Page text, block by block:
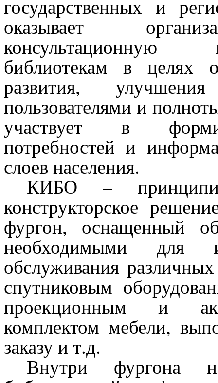
государственных и
оказывает
библиотекам в целях
развития,
пользователями и
участвует в
потребностей и
слоев населения.
КИБО –
конструкторское
фургон, оснащенный
необходимыми для
обслуживания
спутниковым
проекционным и
комплектом мебели,
заказу и т.д.
Внутри фургона